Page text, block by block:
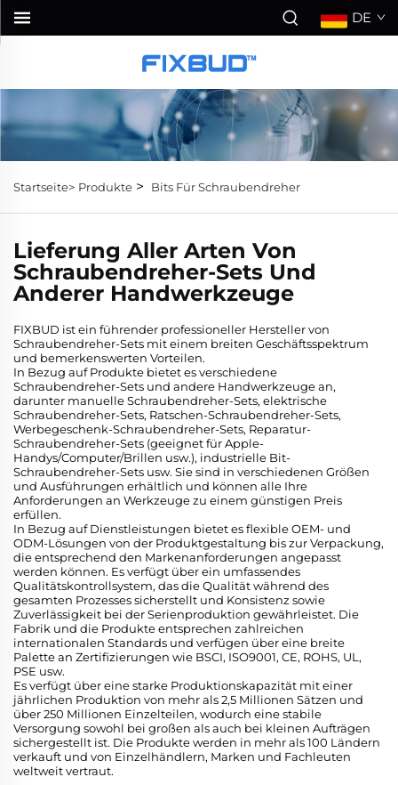
DE
Startseite> Produkte > Bits Für Schraubendreher
Lieferung Aller Arten Von
Schraubendreher-Sets Und
Anderer Handwerkzeuge
FIXBUD ist ein führender professioneller Hersteller von
Schraubendreher-Sets mit einem breiten Geschäftsspektrum
und bemerkenswerten Vorteilen.
In Bezug auf Produkte bietet es verschiedene
Schraubendreher-Sets und andere Handwerkzeuge an,
darunter manuelle Schraubendreher-Sets, elektrische
Schraubendreher-Sets, Ratschen-Schraubendreher-Sets,
Werbegeschenk-Schraubendreher-Sets, Reparatur-
Schraubendreher-Sets (geeignet für Apple-
Handys/Computer/Brillen usw.), industrielle Bit-
Schraubendreher-Sets usw. Sie sind in verschiedenen Größen
und Ausführungen erhältlich und können alle Ihre
Anforderungen an Werkzeuge zu einem günstigen Preis
erfüllen.
In Bezug auf Dienstleistungen bietet es flexible OEM- und
ODM-Lösungen von der Produktgestaltung bis zur Verpackung,
die entsprechend den Markenanforderungen angepasst
werden können. Es verfügt über ein umfassendes
Qualitätskontrollsystem, das die Qualität während des
gesamten Prozesses sicherstellt und Konsistenz sowie
Zuverlässigkeit bei der Serienproduktion gewährleistet. Die
Fabrik und die Produkte entsprechen zahlreichen
internationalen Standards und verfügen über eine breite
Palette an Zertifizierungen wie BSCI, ISO9001, CE, ROHS, UL,
PSE usw.
Es verfügt über eine starke Produktionskapazität mit einer
jährlichen Produktion von mehr als 2,5 Millionen Sätzen und
über 250 Millionen Einzelteilen, wodurch eine stabile
Versorgung sowohl bei großen als auch bei kleinen Aufträgen
sichergestellt ist. Die Produkte werden in mehr als 100 Ländern
verkauft und von Einzelhändlern, Marken und Fachleuten
weltweit vertraut.